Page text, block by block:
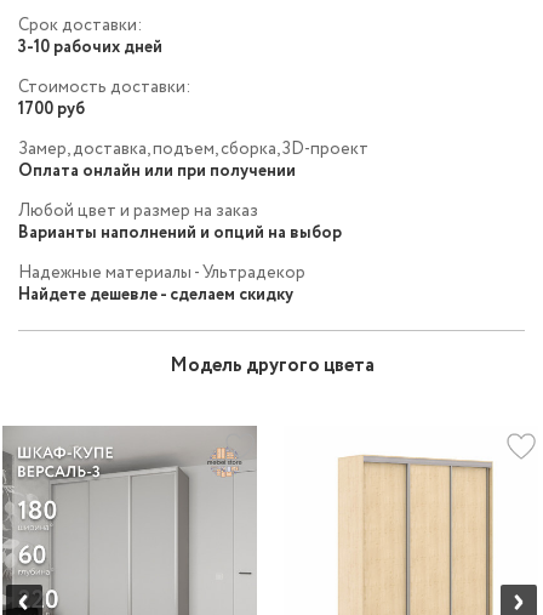
Срок доставки:
3-10 рабочих дней
Стоимость доставки:
1700 руб
Замер, доставка, подъем, сборка, 3D-проект
Оплата онлайн или при получении
Любой цвет и размер на заказ
Варианты наполнений и опций на выбор
Надежные материалы - Ультрадекор
Найдете дешевле - сделаем скидку
Модель другого цвета